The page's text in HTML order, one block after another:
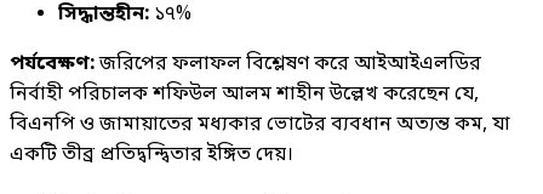
সিদ্ধান্তহীন: ১৭%
পর্যবেক্ষণ:জরিপের ফলাফল বিশ্লেষণ করে আইআইএলডির
নির্বাহী পরিচালক শফিউল আলম শাহীন উল্লেখ করেছেন যে,
বিএনপি ও জামায়াতের মধ্যকার ভোটের ব্যবধান অত্যন্ত কম, যা
একটি তীব্র প্রতিদ্বন্দ্বিতার ইঙ্গিত দেয়।